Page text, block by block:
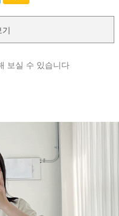
기
보실 수 있습니다